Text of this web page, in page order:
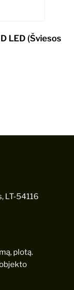
LED (Šviesos
LT-54116
plotą.